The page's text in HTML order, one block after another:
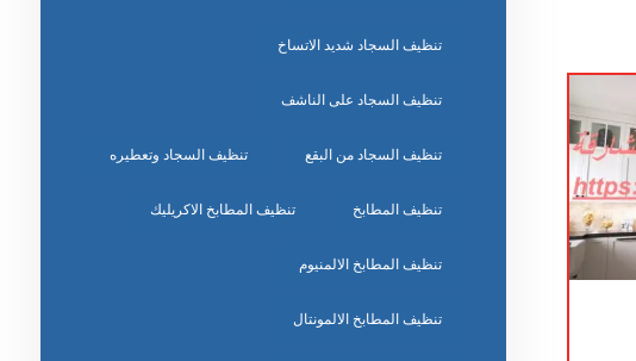
تنظيف السجاد شديد الاتساخ
تنظيف السجاد على الناشف
تنظيف السجاد من البقع تنظيف السجاد وتعطيره
تنظيف المطابخ تنظيف المطابخ الاكريليك
تنظيف المطابخ الالمنيوم
تنظيف المطابخ الالمونتال